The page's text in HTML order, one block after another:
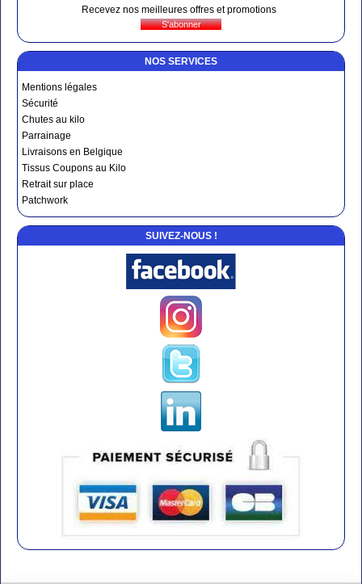
Recevez nos meilleures offres et promotions
NOS SERVICES
Mentions légales
Sécurité
Chutes au kilo
Parrainage
Livraisons en Belgique
Tissus Coupons au Kilo
Retrait sur place
Patchwork
SUIVEZ-NOUS !